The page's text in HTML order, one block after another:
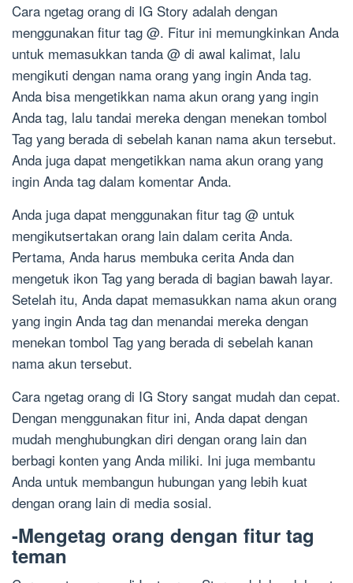
Cara ngetag orang di IG Story adalah dengan
menggunakan fitur tag @. Fitur ini memungkinkan Anda
untuk memasukkan tanda @ di awal kalimat, lalu
mengikuti dengan nama orang yang ingin Anda tag.
Anda bisa mengetikkan nama akun orang yang ingin
Anda tag, lalu tandai mereka dengan menekan tombol
Tag yang berada di sebelah kanan nama akun tersebut.
Anda juga dapat mengetikkan nama akun orang yang
ingin Anda tag dalam komentar Anda.
Anda juga dapat menggunakan fitur tag @ untuk
mengikutsertakan orang lain dalam cerita Anda.
Pertama, Anda harus membuka cerita Anda dan
mengetuk ikon Tag yang berada di bagian bawah layar.
Setelah itu, Anda dapat memasukkan nama akun orang
yang ingin Anda tag dan menandai mereka dengan
menekan tombol Tag yang berada di sebelah kanan
nama akun tersebut.
Cara ngetag orang di IG Story sangat mudah dan cepat.
Dengan menggunakan fitur ini, Anda dapat dengan
mudah menghubungkan diri dengan orang lain dan
berbagi konten yang Anda miliki. Ini juga membantu
Anda untuk membangun hubungan yang lebih kuat
dengan orang lain di media sosial.
-Mengetag orang dengan fitur tag
teman